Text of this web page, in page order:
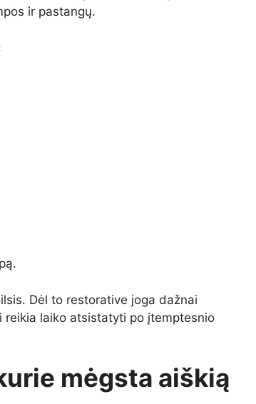
ir pastangų.
Dėl to restorative joga dažnai
reikia laiko atsistatyti po įtemptesnio
mėgsta aiškią